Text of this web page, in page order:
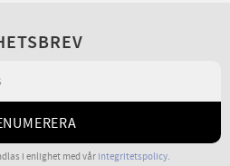
i enlighet med vår integritetspolicy.